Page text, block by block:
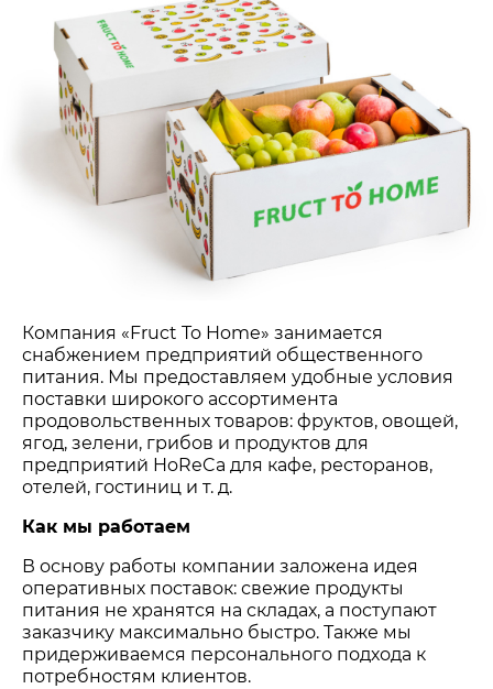
Компания «Fruct To Home» занимается
снабжением предприятий общественного
питания. Мы предоставляем удобные условия
поставки широкого ассортимента
продовольственных товаров: фруктов, овощей,
ягод, зелени, грибов и продуктов для
предприятий HoReCa для кафе, ресторанов,
отелей, гостиниц и т. д.
Как мы работаем
В основу работы компании заложена идея
оперативных поставок: свежие продукты
питания не хранятся на складах, а поступают
заказчику максимально быстро. Также мы
придерживаемся персонального подхода к
потребностям клиентов.